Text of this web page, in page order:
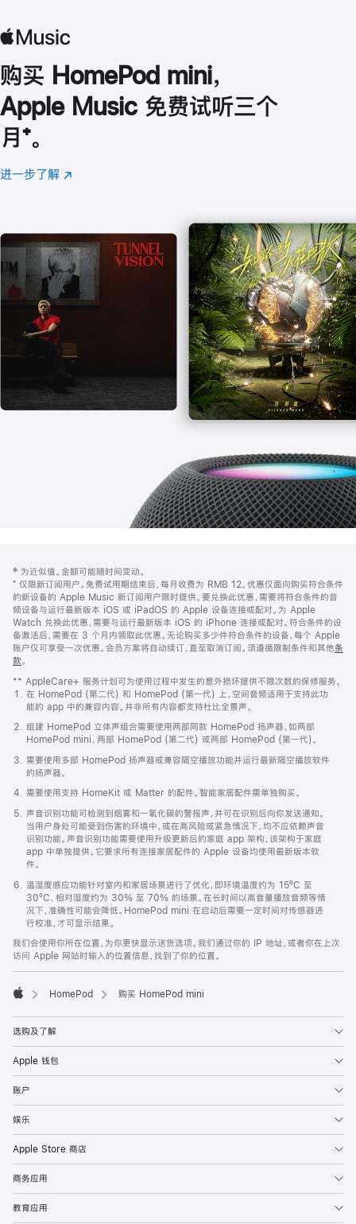
购买 HomePod mini，
Apple Music 免费试听三个
月 脚
注
⁺。
进一步了解 Apple
(在
口
中
打
开)
页
页
脚
注
‡ 为近似值。金额可能随时间变动。
⁺ 仅限新订阅用户。免费试用期结束后，每月收费为 RMB 12。优惠仅面向购买符合条件
的新设备的 Apple Music 新订阅用户限时提供。要兑换此优惠，需要将符合条件的音
频设备与运行最新版本 iOS 或 iPadOS 的 Apple 设备连接或配对。为 Apple
Watch 兑换此优惠，需要与运行最新版本 iOS 的 iPhone 连接或配对。符合条件的设
备激活后，需要在 3 个月内领取此优惠。无论购买多少件符合条件的设备，每个 Apple
账户仅可享受一次优惠。会员方案将自动续订，直至取消订阅。须遵循限制条件和其他条
款。
窗
口
中
打
开)
** AppleCare+ 服务计划可为使用过程中发生的意外损坏提供不限次数的保修服务。
在 HomePod (第二代) 和 HomePod (第一代) 上，空间音频适用于支持此功
能的 app 中的兼容内容。并非所有内容都支持杜比全景声。
组建 HomePod 立体声组合需要使用两部同款 HomePod 扬声器，如两部
HomePod mini、两部 HomePod (第二代) 或两部 HomePod (第一代)。
需要使用多部 HomePod 扬声器或兼容隔空播放功能并运行最新隔空播放软件
的扬声器。
需要使用支持 HomeKit 或 Matter 的配件。智能家居配件需单独购买。
声音识别功能可检测到烟雾和一氧化碳的警报声，并可在识别后向你发送通知。
当用户身处可能受到伤害的环境中，或在高风险或紧急情况下，均不应依赖声音
识别功能。声音识别功能需要使用升级更新后的家庭 app 架构，该架构于家庭
app 中单独提供。它要求所有连接家居配件的 Apple 设备均使用最新版本软
件。
温湿度感应功能针对室内和家居场景进行了优化，即环境温度约为 15ºC 至
30ºC、相对湿度约为 30% 至 70% 的场景。在长时间以高音量播放音频等情
况下，准确性可能会降低。HomePod mini 在启动后需要一定时间对传感器进
行校准，才可显示结果。
我们会使用你所在位置，为你更快显示送货选项。我们通过你的 IP 地址，或者你在上次
访问 Apple 网站时输入的位置信息，找到了你的位置。
HomePod 购买 HomePod mini
选购及了解
Apple 钱包
账户
娱乐
Apple Store 商店
商务应用
教育应用